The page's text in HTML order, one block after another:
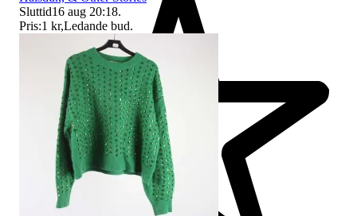
Sluttid16 aug 20:18.
Pris:1 kr,Ledande bud.